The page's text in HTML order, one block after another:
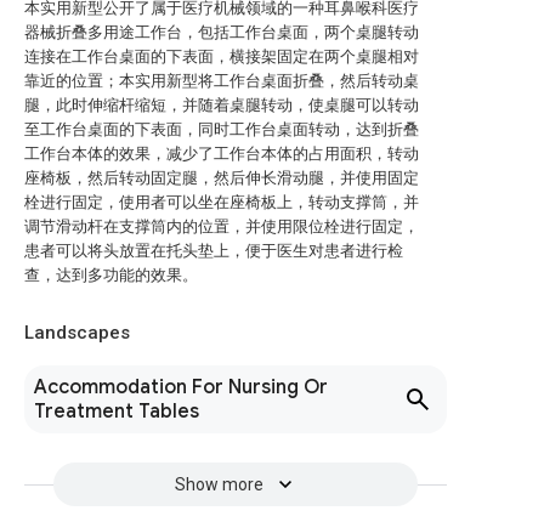
本实用新型公开了属于医疗机械领域的一种耳鼻喉科医疗
器械折叠多用途工作台，包括工作台桌面，两个桌腿转动
连接在工作台桌面的下表面，横接架固定在两个桌腿相对
靠近的位置；本实用新型将工作台桌面折叠，然后转动桌
腿，此时伸缩杆缩短，并随着桌腿转动，使桌腿可以转动
至工作台桌面的下表面，同时工作台桌面转动，达到折叠
工作台本体的效果，减少了工作台本体的占用面积，转动
座椅板，然后转动固定腿，然后伸长滑动腿，并使用固定
栓进行固定，使用者可以坐在座椅板上，转动支撑筒，并
调节滑动杆在支撑筒内的位置，并使用限位栓进行固定，
患者可以将头放置在托头垫上，便于医生对患者进行检
查，达到多功能的效果。
Landscapes
Accommodation For Nursing Or
Treatment Tables
Show more